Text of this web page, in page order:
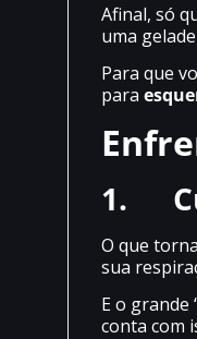
Afinal, só
uma
Para que
para
1.
O que
sua
E o grande
conta com